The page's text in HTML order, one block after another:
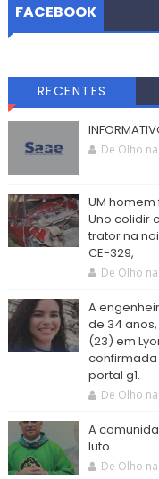
FACEBOOK
RECENTES
De Olho
UM
Uno colidir
trator na
CE-329,
De Olho
A
de 34
(23) em
confirmada
portal g1.
De Olho
A
luto.
De Olho